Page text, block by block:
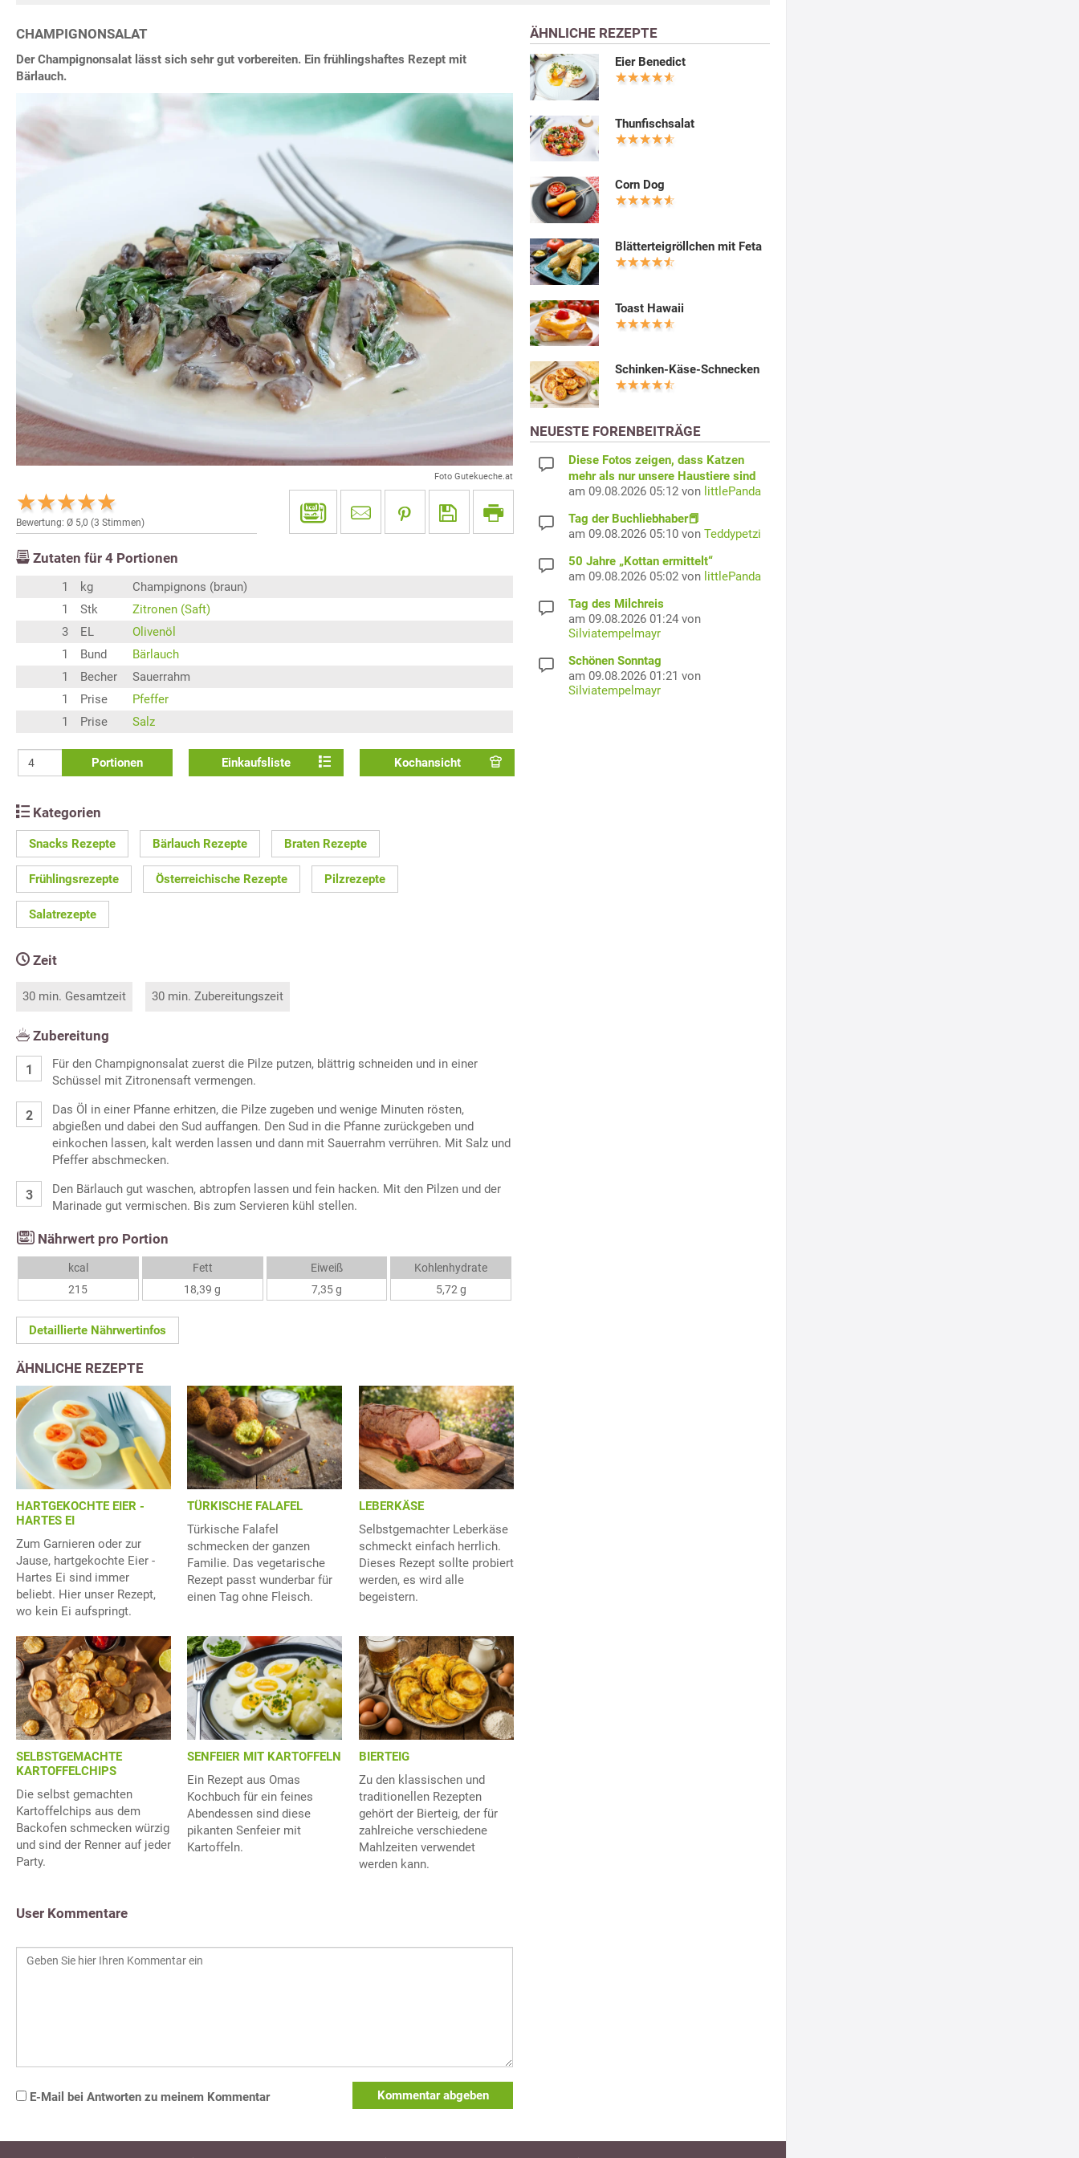
CHAMPIGNONSALAT
Der Champignonsalat lässt sich sehr gut vorbereiten. Ein frühlingshaftes Rezept mit
Bärlauch.
Foto Gutekueche.at
Bewertung: Ø 5,0 (3 Stimmen)
Zutaten für 4 Portionen
1 kg
Champignons (braun)
1
Stk
Zitronen (Saft)
3
EL
Olivenöl
1
Bund
Bärlauch
1
Becher
Sauerrahm
1
Prise
Pfeffer
1
Prise Salz
Portionen Einkaufsliste Kochansicht
Kategorien
Snacks Rezepte Bärlauch Rezepte Braten Rezepte
Frühlingsrezepte Österreichische Rezepte Pilzrezepte
Salatrezepte
Zeit
30 min. Gesamtzeit 30 min. Zubereitungszeit
Zubereitung
Für den Champignonsalat zuerst die Pilze putzen, blättrig schneiden und in einer
Schüssel mit Zitronensaft vermengen.
Das Öl in einer Pfanne erhitzen, die Pilze zugeben und wenige Minuten rösten,
abgießen und dabei den Sud auffangen. Den Sud in die Pfanne zurückgeben und
einkochen lassen, kalt werden lassen und dann mit Sauerrahm verrühren. Mit Salz und
Pfeffer abschmecken.
Den Bärlauch gut waschen, abtropfen lassen und fein hacken. Mit den Pilzen und der
Marinade gut vermischen. Bis zum Servieren kühl stellen.
Nährwert pro Portion
kcal
215
Fett
18,39 g
Eiweiß
7,35 g
Kohlenhydrate
5,72 g
Detaillierte Nährwertinfos
ÄHNLICHE REZEPTE
HARTGEKOCHTE EIER -
HARTES EI
Zum Garnieren oder zur
Jause, hartgekochte Eier -
Hartes Ei sind immer
beliebt. Hier unser Rezept,
wo kein Ei aufspringt.
TÜRKISCHE FALAFEL
Türkische Falafel
schmecken der ganzen
Familie. Das vegetarische
Rezept passt wunderbar für
einen Tag ohne Fleisch.
LEBERKÄSE
Selbstgemachter Leberkäse
schmeckt einfach herrlich.
Dieses Rezept sollte probiert
werden, es wird alle
begeistern.
SELBSTGEMACHTE
KARTOFFELCHIPS
Die selbst gemachten
Kartoffelchips aus dem
Backofen schmecken würzig
und sind der Renner auf jeder
Party.
SENFEIER MIT KARTOFFELN
Ein Rezept aus Omas
Kochbuch für ein feines
Abendessen sind diese
pikanten Senfeier mit
Kartoffeln.
BIERTEIG
Zu den klassischen und
traditionellen Rezepten
gehört der Bierteig, der für
zahlreiche verschiedene
Mahlzeiten verwendet
werden kann.
User Kommentare
E-Mail bei Antworten zu meinem Kommentar Kommentar abgeben
ÄHNLICHE REZEPTE
Eier Benedict
Thunfischsalat
Corn Dog
Blätterteigröllchen mit Feta
Toast Hawaii
Schinken-Käse-Schnecken
NEUESTE FORENBEITRÄGE
Diese Fotos zeigen, dass Katzen
mehr als nur unsere Haustiere sind
am 09.08.2026 05:12 von littlePanda
Tag der Buchliebhaber📕
am 09.08.2026 05:10 von Teddypetzi
50 Jahre „Kottan ermittelt“
am 09.08.2026 05:02 von littlePanda
Tag des Milchreis
am 09.08.2026 01:24 von
Silviatempelmayr
Schönen Sonntag
am 09.08.2026 01:21 von
Silviatempelmayr